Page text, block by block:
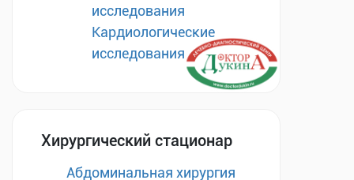
исследования
Кардиологические
исследования
Хирургический стационар
Абдоминальная хирургия